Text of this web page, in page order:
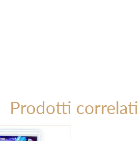
Prodotti correlati